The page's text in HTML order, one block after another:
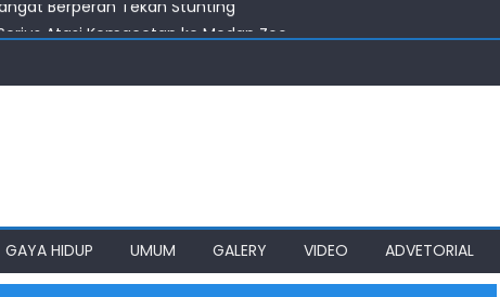
Atasi Kemacetan ke Medan Zoo
Pertanyakan Keseriusan Pemkot Medan
GAYA HIDUP UMUM GALERY VIDEO ADVETORIAL